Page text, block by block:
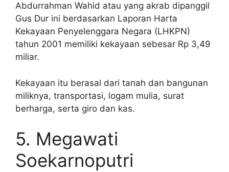
Abdurrahman Wahid atau yang akrab dipanggil
Gus Dur ini berdasarkan Laporan Harta
Kekayaan Penyelenggara Negara (LHKPN)
tahun 2001 memiliki kekayaan sebesar Rp 3,49
miliar.
Kekayaan itu berasal dari tanah dan bangunan
miliknya, transportasi, logam mulia, surat
berharga, serta giro dan kas.
5. Megawati
Soekarnoputri